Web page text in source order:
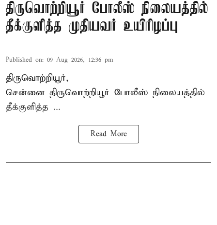
திருவொற்றியூர் போலீஸ் நிலையத்தில்
தீக்குளித்த முதியவர் உயிரிழப்பு
Published on: 09 Aug 2026, 12:36 pm
திருவொற்றியூர்,
சென்னை திருவொற்றியூர் போலீஸ் நிலையத்தில்
தீக்குளித்த ...
Read More